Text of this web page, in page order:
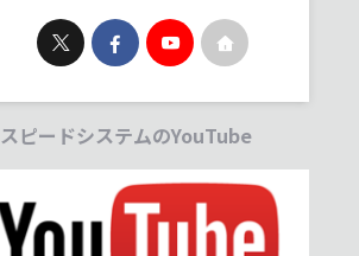
スピードシステムのYouTube